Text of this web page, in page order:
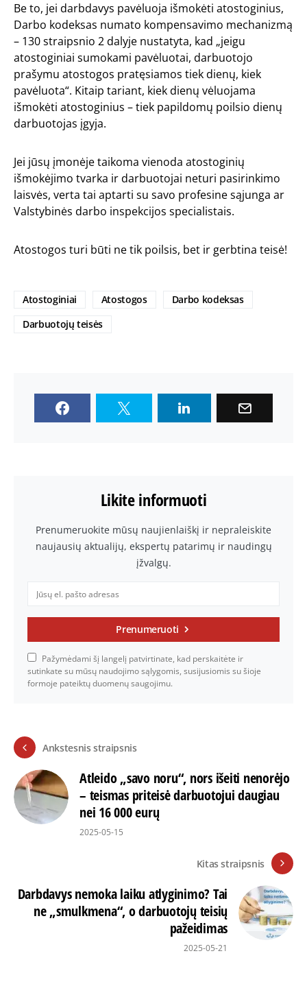
Be to, jei darbdavys pavėluoja išmokėti atostoginius,
Darbo kodeksas numato kompensavimo mechanizmą
– 130 straipsnio 2 dalyje nustatyta, kad „jeigu
atostoginiai sumokami pavėluotai, darbuotojo
prašymu atostogos pratęsiamos tiek dienų, kiek
pavėluota“. Kitaip tariant, kiek dienų vėluojama
išmokėti atostoginius – tiek papildomų poilsio dienų
darbuotojas įgyja.
Jei jūsų įmonėje taikoma vienoda atostoginių
išmokėjimo tvarka ir darbuotojai neturi pasirinkimo
laisvės, verta tai aptarti su savo profesine sąjunga ar
Valstybinės darbo inspekcijos specialistais.
Atostogos turi būti ne tik poilsis, bet ir gerbtina teisė!
Atostoginiai Atostogos
Darbo kodeksas
Darbuotojų teisės
Likite informuoti
Prenumeruokite mūsų naujienlaiškį ir nepraleiskite
naujausių aktualijų, ekspertų patarimų ir naudingų
įžvalgų.
Prenumeruoti
Pažymėdami šį langelį patvirtinate, kad perskaitėte ir
sutinkate su mūsų naudojimo sąlygomis, susijusiomis su šioje
formoje pateiktų duomenų saugojimu.
Ankstesnis straipsnis
Atleido „savo noru“, nors išeiti nenorėjo
– teismas priteisė darbuotojui daugiau
nei 16 000 eurų
2025-05-15
Kitas straipsnis
Darbdavys nemoka laiku atlyginimo? Tai
ne „smulkmena“, o darbuotojų teisių
pažeidimas
2025-05-21